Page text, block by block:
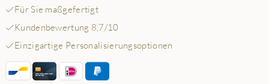
Für Sie maßgefertigt
Kundenbewertung 8,7/10
Einzigartige Personalisierungsoptionen